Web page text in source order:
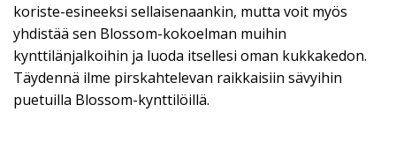
koriste-esineeksi sellaisenaankin, mutta voit myös
yhdistää sen Blossom-kokoelman muihin
kynttilänjalkoihin ja luoda itsellesi oman kukkakedon.
Täydennä ilme pirskahtelevan raikkaisiin sävyihin
puetuilla Blossom-kynttilöillä.